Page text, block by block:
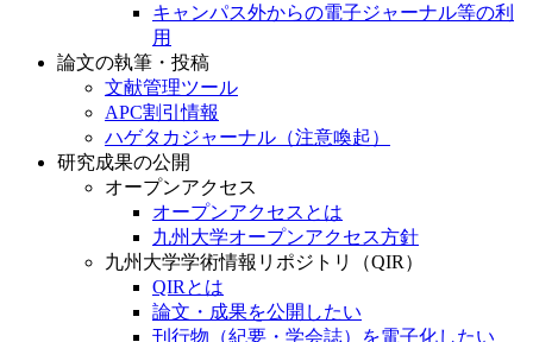
キャンパス外からの電子ジャーナル等の利
用
論文の執筆・投稿
文献管理ツール
APC割引情報
ハゲタカジャーナル（注意喚起）
研究成果の公開
オープンアクセス
オープンアクセスとは
九州大学オープンアクセス方針
九州大学学術情報リポジトリ（QIR）
QIRとは
論文・成果を公開したい
刊行物（紀要・学会誌）を電子化したい